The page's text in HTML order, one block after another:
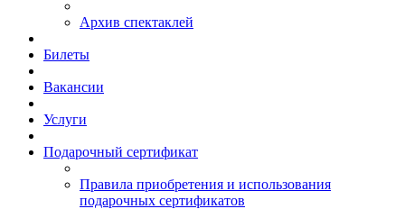
Архив спектаклей
Билеты
Вакансии
Услуги
Подарочный сертификат
Правила приобретения и использования
подарочных сертификатов